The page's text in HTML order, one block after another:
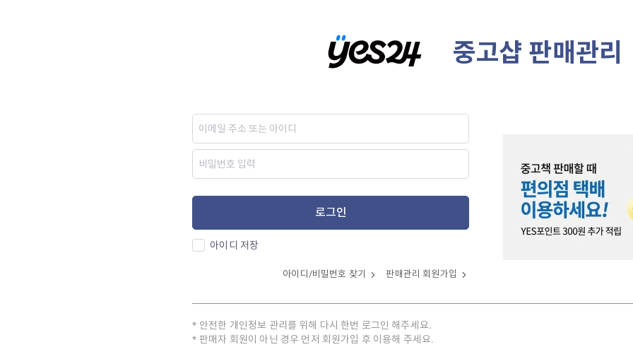
중고샵 판매관리
로그인
아이디 저장
아이디/비밀번호 찾기 판매관리 회원가입
안전한 개인정보 관리를 위해 다시 한번 로그인 해주세요.
판매자 회원이 아닌 경우 먼저 회원가입 후 이용해 주세요.